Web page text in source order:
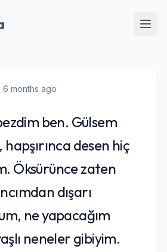
6 months ago
ben. Gülsem
hapşırınca desen hiç
Öksürünce zaten
dışarı
ne yapacağım
neneler gibiyim.